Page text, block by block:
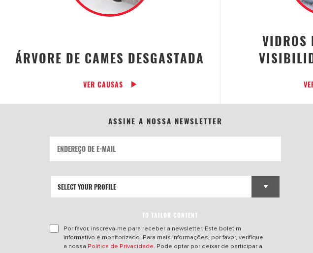
ÁRVORE DE CAMES DESGASTADA
VER CAUSAS
VIDROS
ASSINE A NOSSA NEWSLETTER
TO TAILOR CONTENT
Por favor, inscreva-me para receber a newsletter. Este boletim
informativo é monitorizado. Para mais informações, por favor, verifique
a nossa Política de Privacidade. Pode optar por deixar de participar a